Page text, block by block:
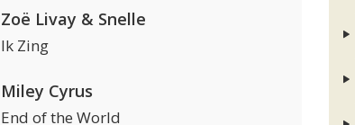
Zoë Livay & Snelle
Ik Zing
Miley Cyrus
End of the World